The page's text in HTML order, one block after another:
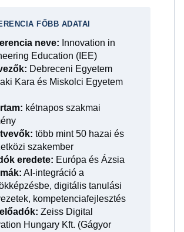
FŐBB ADATAI
neve: Innovation in
Education (IEE)
Debreceni Egyetem
Kara és Miskolci Egyetem
kétnapos szakmai
több mint 50 hazai és
szakember
eredete: Európa és Ázsia
AI-integráció a
digitális tanulási
kompetenciafejlesztés
Zeiss Digital
Hungary Kft. (Gágyor